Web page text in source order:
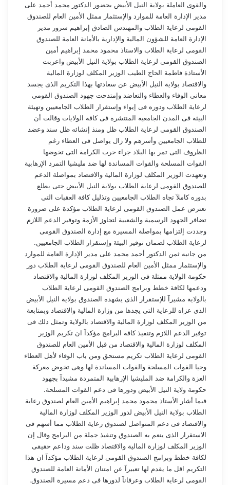
والقوى العاملة بولاية النيل الأبيض بحضور الدكتور محمد أحمد على
مدير الإدارة العامة للموارد والإستثمار ممثل الأمين العام للصندوق
القومى لرعاية الطلاب والمهندس الصادق إبراهيم سرور مدير
الإدارة العامة للشؤون المالية والإدارية بالأمانة العامة للصندوق
القومى لرعاية الطلاب والاستاذ محمود محمد إبراهيم أمين
الصندوق القومى لرعاية الطلاب بولاية النيل الأبيض واعربت
الأستاذة فاطمة الحاج الطيب الوزير المكلف لوزارة المالية
والاقتصاد بولاية النيل الأبيض عن سعادتها بهذا التكريم الذى يجسد
معانى الوفاء والعطاء والتعاضد وإمتدحت جهود الصندوق القومى
لرعاية الطلاب ودوره فى إيواء وإستقرار الطلاب الجامعيين وتهيئة
البيئة فى المدن الجامعية المنتشرة فى كافة الولايات وقالت أن
الصندوق القومى لرعاية الطلاب ظل ومنذ إنشائه ظل سند وعضد
للطلاب الجامعيين وأسرهم ولا زال يواصل فى العطاء رغم
الظروف التى تمر بها البلاد جراء حرب الكرامة التى تخوضها
القوات المسلحة والقوات المساندة لها ضد مليشيا التمرد الإرهابية
وتعهدت الوزير المكلف لوزارة المالية والاقتصاد بمواصلة الدعم
للصندوق القومى لرعاية الطلاب بولاية النيل الأبيض حتى يطلع
بدوره كاملآ تجاه الطلاب الجامعيين وتذليل كافة العقبات التى
تعترض عمل الصندوق القومى لرعاية الطلاب مؤكدة على ضرورة
تضافر الجهود الرسمية والشعبية لتجاوز الأزمة وتوفير الدعم اللازم
وجددت إلتزامها بمواصلة المسيرة مع إدارة الصندوق القومى
لرعاية الطلاب لضمان توفير البيئة وإستقرار الطلاب الجامعيين.
من جانبه ثمن الدكتور أحمد محمد على مدير الإدارة العامة للموارد
والإستثمار ممثل الأمين العام للصندوق القومى لرعاية الطلاب دور
حكومة الولاية ممثلة فى الوزير المكلف لوزارة المالية والاقتصاد
ودعمها لكافة خطط وبرامج الصندوق القومى لرعاية الطلاب
بالولاية مشيرآ للإستقرار الذى يشهده الصندوق بولاية النيل الأبيض
الذى عزاه للرعاية التى يجدها من وزارة المالية والاقتصاد وبمتابعة
من الوزير المكلف لوزارة المالية والاقتصاد بالولاية وتمثل ذلك فى
توفير الدعم اللازم وتنفيذ كافة البرامج مؤكدآ ان تكريم الوزير
المكلف لوزارة المالية والاقتصاد من قبل الأمين العام للصندوق
القومى لرعاية الطلاب تكريم مستحق ومن باب الوفاء لأهل العطاء
وحيا القوات المسلحة والقوات المساندة لها وهى تخوض معركة
العزة والكرامة ضد المليشيا الإرهابية المتمردة مشيدآ بجهود
حكومة ولاية النيل الأبيض ودورها فى دعم القوات المسلحة.
فيما أشار الأستاذ محمود محمد إبراهيم الأمين العام لصندوق رعاية
الطلاب بولاية النيل الأبيض لدور الوزير المكلف لوزارة المالية
والاقتصاد فى دعم المتواصل لصندوق رعاية الطلاب مما أسهم فى
الاستقرار الذى ينعم به الصندوق وتنفيذ جملة من البرامج وقال إن
الوزير المكلف لوزارة المالية والاقتصاد ظلت سند وداعم حقيقى
لكافة خطط وبرامج الصندوق القومى لرعاية الطلاب مؤكدآ ان هذا
التكريم اقل ما يقدم لها تعبيرآ عن امتنان الأمانة العامة للصندوق
القومى لرعاية الطلاب وعرفانآ لدورها فى دعم مسيرة الصندوق.